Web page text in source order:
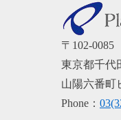
〒102-0085
東京都千代
山陽六番町
Phone：